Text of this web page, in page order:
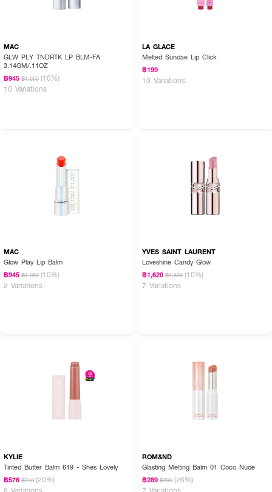
MAC
GLW PLY TNDRTK LP BLM-FA
3.14GM/.11OZ
฿945 ฿1,050 (10%)
10 Variations
LA GLACE
Melted Sundae Lip Click
฿199
10 Variations
MAC
Glow Play Lip Balm
฿945 ฿1,050 (10%)
2 Variations
YVES SAINT LAURENT
Loveshine Candy Glow
฿1,620 ฿1,800 (10%)
7 Variations
KYLIE
Tinted Butter Balm 619 - Shes Lovely
฿576 ฿720 (20%)
6 Variations
ROM&ND
Glasting Melting Balm 01 Coco Nude
฿289 ฿390 (26%)
7 Variations